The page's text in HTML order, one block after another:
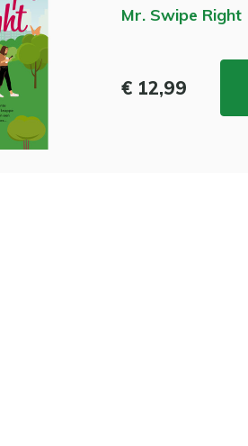
Mr. Swipe Right
€ 12,99